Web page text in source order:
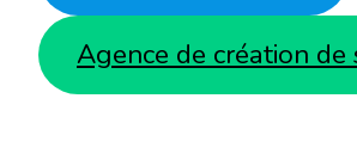
Agence de création de